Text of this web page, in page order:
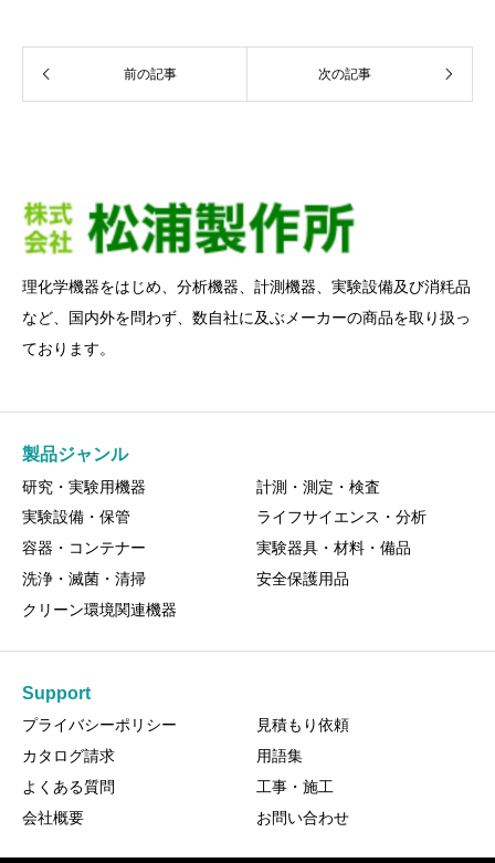
前の記事 次の記事
理化学機器をはじめ、分析機器、計測機器、実験設備及び消粍品
など、国内外を問わず、数自社に及ぶメーカーの商品を取り扱っ
ております。
製品ジャンル
研究・実験用機器
計測・測定・検査
実験設備・保管
ライフサイエンス・分析
容器・コンテナー
実験器具・材料・備品
洗浄・滅菌・清掃
安全保護用品
クリーン環境関連機器
Support
プライバシーポリシー
見積もり依頼
カタログ請求
用語集
よくある質問
工事・施工
会社概要
お問い合わせ